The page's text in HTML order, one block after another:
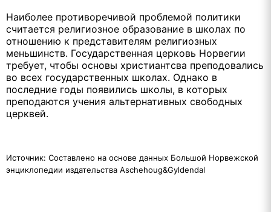
Наиболее противоречивой проблемой политики
считается религиозное образование в школах по
отношению к представителям религиозных
меньшинств. Государственная церковь Норвегии
требует, чтобы основы христиантсва преподовались
во всех государственных школах. Однако в
последние годы появились школы, в которых
преподаются учения альтернативных свободных
церквей.
Источник: Составлено на основе данных Большой Норвежской
энциклопедии издательства Aschehoug&Gyldendal